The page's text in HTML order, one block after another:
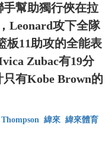
手幫助獨行俠在拉
Leonard攻下全隊
板11助攻的全能表
Zubac有19分
有Kobe Brown的
緯來 緯來體育